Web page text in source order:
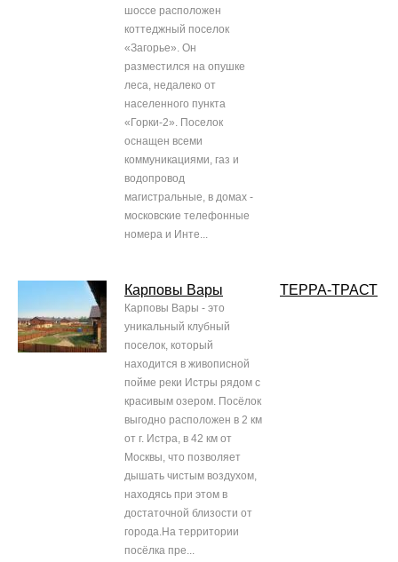
шоссе расположен
коттеджный поселок
«Загорье». Он
разместился на опушке
леса, недалеко от
населенного пункта
«Горки-2». Поселок
оснащен всеми
коммуникациями, газ и
водопровод
магистральные, в домах -
московские телефонные
номера и Инте...
Карповы Вары
Карповы Вары - это
уникальный клубный
поселок, который
находится в живописной
пойме реки Истры рядом с
красивым озером. Посёлок
выгодно расположен в 2 км
от г. Истра, в 42 км от
Москвы, что позволяет
дышать чистым воздухом,
находясь при этом в
достаточной близости от
города.На территории
посёлка пре...
ТЕРРА-ТРАСТ